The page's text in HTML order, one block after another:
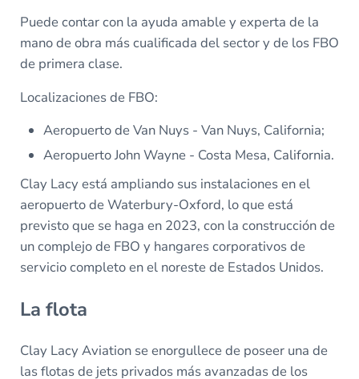
Puede contar con la ayuda amable y experta de la
mano de obra más cualificada del sector y de los FBO
de primera clase.
Localizaciones de FBO:
Aeropuerto de Van Nuys - Van Nuys, California;
Aeropuerto John Wayne - Costa Mesa, California.
Clay Lacy está ampliando sus instalaciones en el
aeropuerto de Waterbury-Oxford, lo que está
previsto que se haga en 2023, con la construcción de
un complejo de FBO y hangares corporativos de
servicio completo en el noreste de Estados Unidos.
La flota
Clay Lacy Aviation se enorgullece de poseer una de
las flotas de jets privados más avanzadas de los